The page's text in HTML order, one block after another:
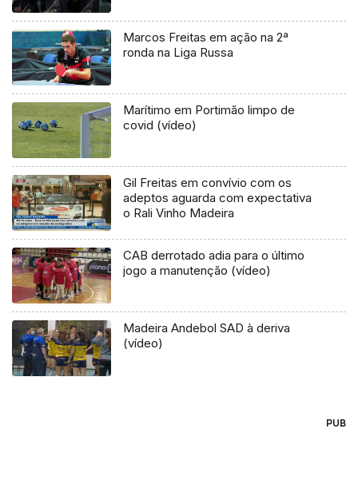
Marcos Freitas em ação na 2ª
ronda na Liga Russa
Marítimo em Portimão limpo de
covid (vídeo)
Gil Freitas em convívio com os
adeptos aguarda com expectativa
o Rali Vinho Madeira
CAB derrotado adia para o último
jogo a manutenção (vídeo)
Madeira Andebol SAD à deriva
(vídeo)
PUB